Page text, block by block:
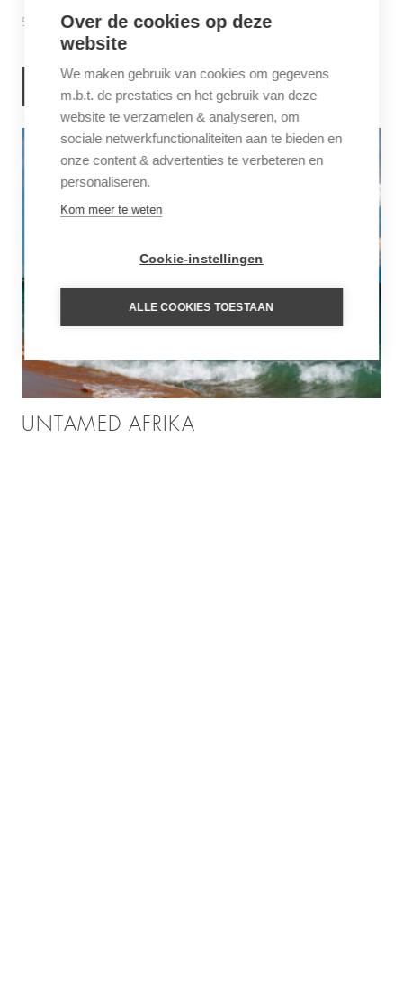
5 juni 2026 Inspiratie,Latijns-Amerika
LEES VERDER
UNTAMED AFRIKA
Over de cookies op deze
website
We maken gebruik van cookies om gegevens
m.b.t. de prestaties en het gebruik van deze
website te verzamelen & analyseren, om
sociale netwerkfunctionaliteiten aan te bieden en
onze content & advertenties te verbeteren en
personaliseren.
Kom meer te weten
Cookie-instellingen
ALLE COOKIES TOESTAAN